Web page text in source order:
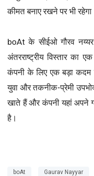
कीमत बनाए रखने पर भी
boAt के सीईओ गौरव नय्यर
अंतरराष्ट्रीय विस्तार का
कंपनी के लिए एक बड़ा कदम
युवा और तकनीक-प्रेमी
खाते हैं और कंपनी यहां अपने
है।
boAt Gaurav Nayyar